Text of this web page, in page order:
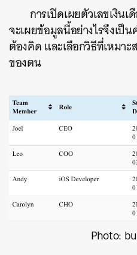
การเปิดเผยตัวเลขเงิน
จะเผยข้อมูลนี้อย่างไรจึงเ
ต้องคิด และเลือกวิธีที่เหมา
ของตน
Photo: